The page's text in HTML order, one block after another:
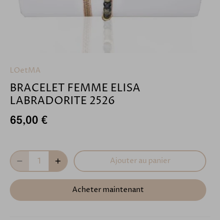
LOetMA
BRACELET FEMME ELISA
LABRADORITE 2526
65,00 €
Ajouter au panier
Acheter maintenant